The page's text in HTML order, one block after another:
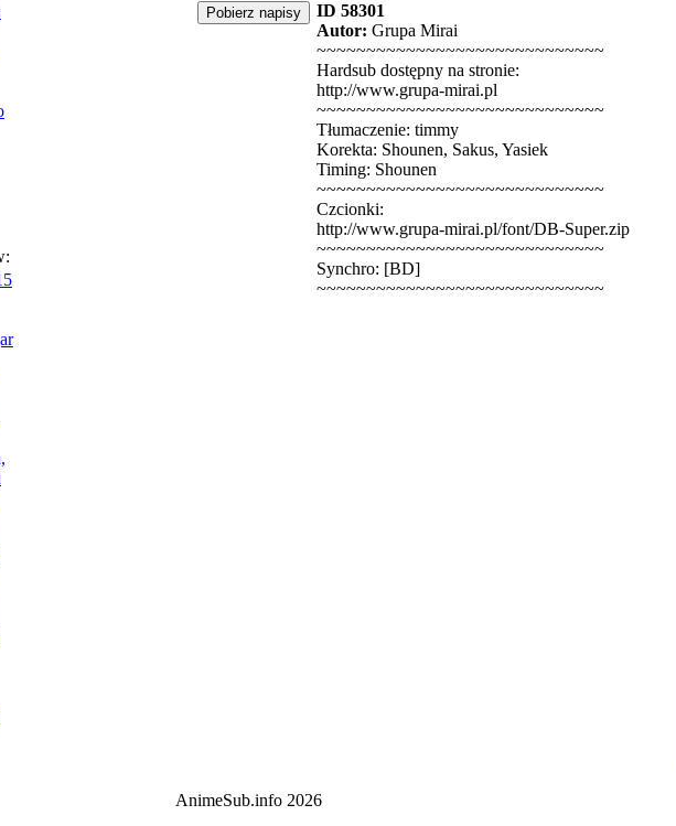
ID 58301
Autor: Grupa Mirai
~~~~~~~~~~~~~~~~~~~~~~~~~~~~~
Hardsub dostępny na stronie:
http://www.grupa-mirai.pl
~~~~~~~~~~~~~~~~~~~~~~~~~~~~~
Tłumaczenie: timmy
Korekta: Shounen, Sakus, Yasiek
Timing: Shounen
~~~~~~~~~~~~~~~~~~~~~~~~~~~~~
Czcionki:
http://www.grupa-mirai.pl/font/DB-Super.zip
~~~~~~~~~~~~~~~~~~~~~~~~~~~~~
Synchro: [BD]
~~~~~~~~~~~~~~~~~~~~~~~~~~~~~
AnimeSub.info 2026